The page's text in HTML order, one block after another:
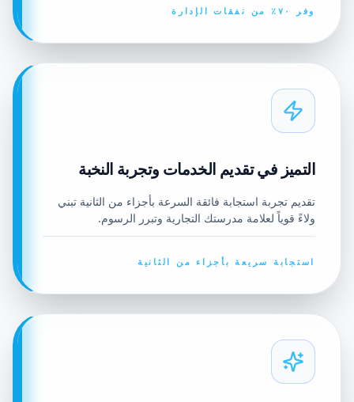
وفر ٧٠٪ من نفقات الإدارة
التميز في تقديم الخدمات وتجربة النخبة
تقديم تجربة استجابة فائقة السرعة بأجزاء من الثانية تبني
ولاءً قوياً لعلامة مدرستك التجارية وتبرر الرسوم.
استجابة سريعة بأجزاء من الثانية